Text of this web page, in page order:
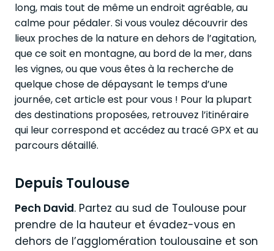
long, mais tout de même un endroit agréable, au
calme pour pédaler. Si vous voulez découvrir des
lieux proches de la nature en dehors de l’agitation,
que ce soit en montagne, au bord de la mer, dans
les vignes, ou que vous êtes à la recherche de
quelque chose de dépaysant le temps d’une
journée, cet article est pour vous ! Pour la plupart
des destinations proposées, retrouvez l’itinéraire
qui leur correspond et accédez au tracé GPX et au
parcours détaillé.
Depuis Toulouse
Pech David. Partez au sud de Toulouse pour
prendre de la hauteur et évadez-vous en
dehors de l’agglomération toulousaine et son